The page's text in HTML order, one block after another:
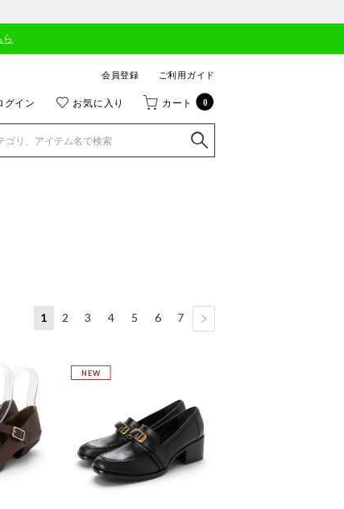
会員登録 ご利用ガイド
グイン お気に入り カート 0
1 2 3 4 5 6 7
NEW